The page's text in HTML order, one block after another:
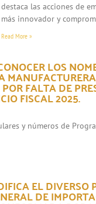
destaca las acciones de
más innovador y
Read More »
LOS
FALTA DE
FISCAL 2025.
y números de
EL
DE